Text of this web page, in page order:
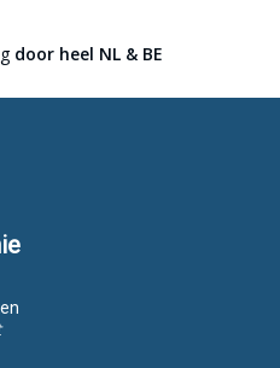
door heel NL & BE